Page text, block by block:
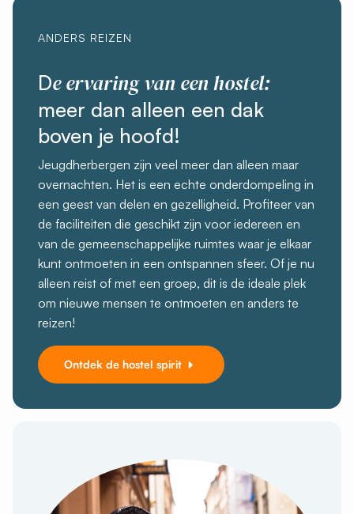
ANDERS REIZEN
De ervaring van een hostel:
meer dan alleen een dak
boven je hoofd!
Jeugdherbergen zijn veel meer dan alleen maar
overnachten. Het is een echte onderdompeling in
een geest van delen en gezelligheid. Profiteer van
de faciliteiten die geschikt zijn voor iedereen en
van de gemeenschappelijke ruimtes waar je elkaar
kunt ontmoeten in een ontspannen sfeer. Of je nu
alleen reist of met een groep, dit is de ideale plek
om nieuwe mensen te ontmoeten en anders te
reizen!
Ontdek de hostel spirit